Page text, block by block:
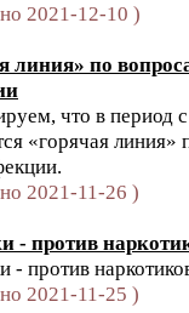
2021-12-10 )
линия» по
что в период
«горячая
2021-11-26 )
- против
- против
2021-11-25 )